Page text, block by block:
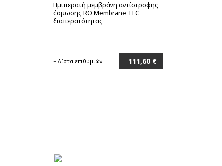
Ημιπερατή μεμβράνη αντίστροφης
όσμωσης RO Membrane TFC
διαπερατότητας
+ Λίστα επιθυμιών 111,60 €